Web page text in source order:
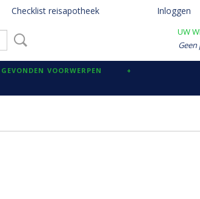
Checklist reisapotheek Inloggen
UW
GEVONDEN VOORWERPEN +